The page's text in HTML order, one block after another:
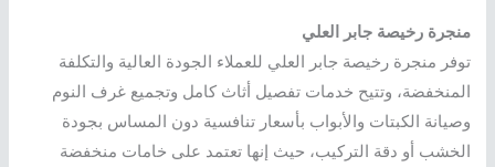
منجرة رخيصة جابر العلي
توفر منجرة رخيصة جابر العلي للعملاء الجودة العالية والتكلفة
المنخفضة، وتتيح خدمات تفصيل أثاث كامل وتجميع غرف النوم
وصيانة الكبتات والأبواب بأسعار تنافسية دون المساس بجودة
الخشب أو دقة التركيب، حيث إنها تعتمد على خامات منخفضة